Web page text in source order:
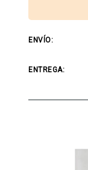
ENVÍO:
ENTREGA: